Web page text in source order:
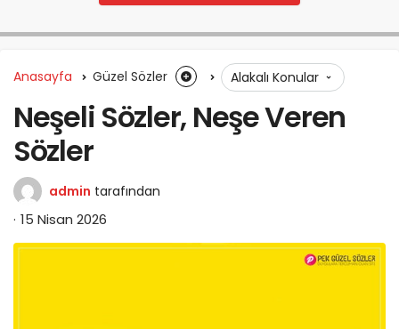
Anasayfa Güzel Sözler Alakalı Konular
Neşeli Sözler, Neşe Veren
Sözler
admin tarafından
15 Nisan 2026